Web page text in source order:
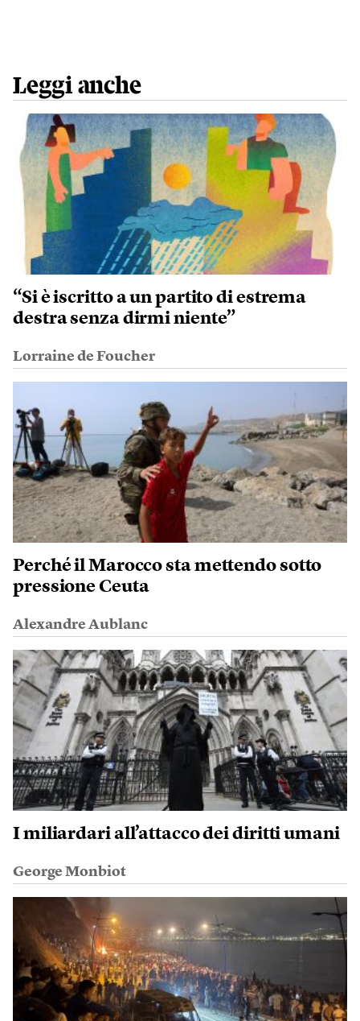
Leggi anche
“Si è iscritto a un partito di estrema
destra senza dirmi niente”
Lorraine de Foucher
Perché il Marocco sta mettendo sotto
pressione Ceuta
Alexandre Aublanc
I miliardari all’attacco dei diritti umani
George Monbiot